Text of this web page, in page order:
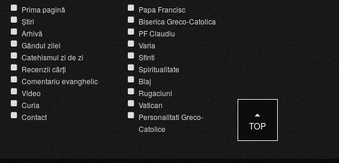
Prima pagină
Știri
Arhivă
Gândul zilei
Catehismul zi de zi
Recenzii cărți
Comentariu evanghelic
Video
Curia
Contact
Papa Francisc
Biserica Greco-Catolica
PF Claudiu
Varia
Sfinti
Spiritualitate
Blaj
Rugaciuni
Vatican
Personalitati Greco-
Catolice
TOP